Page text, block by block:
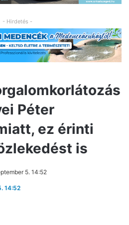
- Hirdetés -
Péter
ez érinti
is
5. 14:52
14:52